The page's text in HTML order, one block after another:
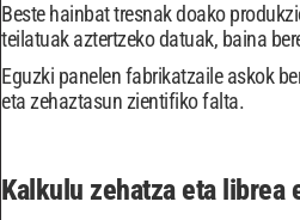
Beste hainbat tresnak doako
teilatuak aztertzeko datuak, baina
Eguzki panelen fabrikatzaile askok
eta zehaztasun zientifiko falta.
Kalkulu zehatza eta librea